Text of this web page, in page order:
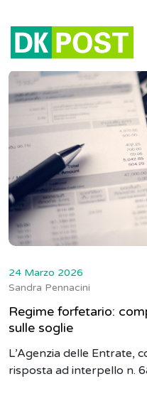
Tag:regime
24 Marzo 2026
Sandra Pennacini
Regime forfetario:
sulle soglie
L’Agenzia delle Entrate,
risposta ad interpello n.